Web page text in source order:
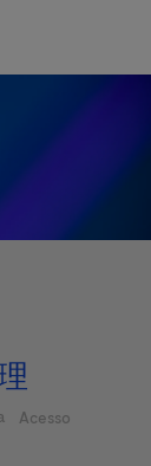
Categoria
Acesso